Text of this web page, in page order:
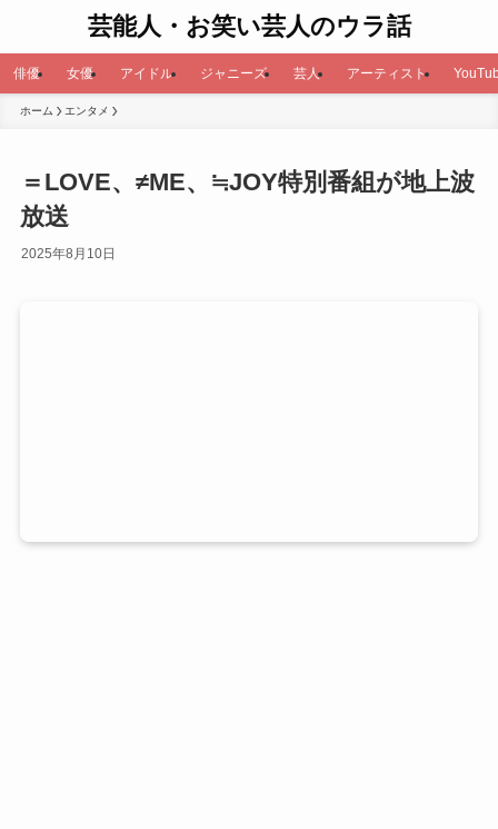
芸能人・お笑い芸人のウラ話
俳優 女優 アイドル ジャニーズ 芸人 アーティスト
ホーム エンタメ
＝LOVE、≠ME、≒JOY特別番組が地上波
放送
2025年8月10日